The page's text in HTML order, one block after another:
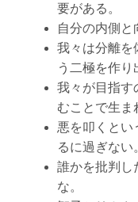
要がある。
自分の内側と
我々は分離を
う二極を作り
我々が目指す
むことで生ま
悪を叩くとい
るに過ぎない
誰かを批判し
な。